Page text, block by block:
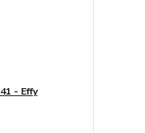
- Effy